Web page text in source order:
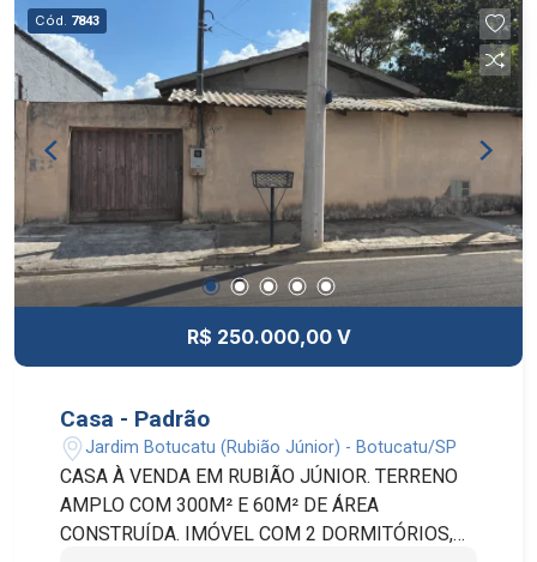
Cód. 7843
R$ 250.000,00 V
Casa - Padrão
Jardim Botucatu (Rubião Júnior) - Botucatu/SP
CASA À VENDA EM RUBIÃO JÚNIOR. TERRENO
AMPLO COM 300M² E 60M² DE ÁREA
CONSTRUÍDA. IMÓVEL COM 2 DORMITÓRIOS,